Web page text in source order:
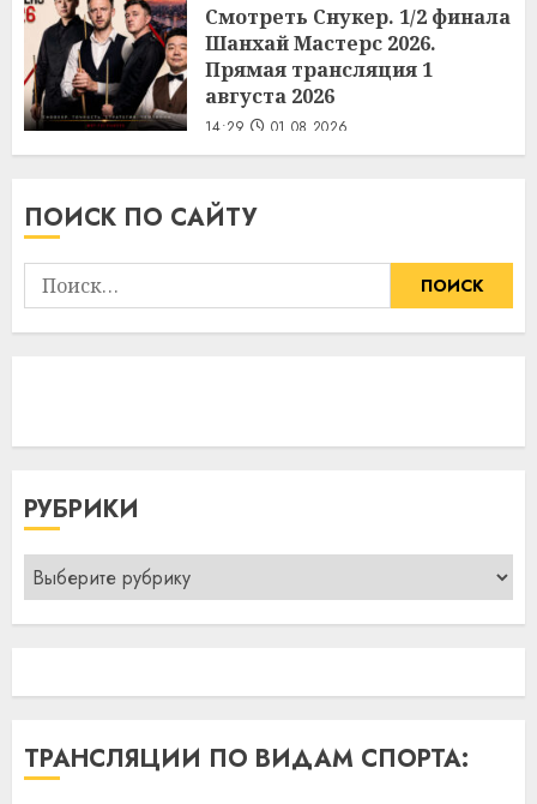
Смотреть Снукер. 1/2 финала
Шанхай Мастерс 2026.
Прямая трансляция 1
августа 2026
14:29 01.08.2026
ПОИСК ПО САЙТУ
Найти:
РУБРИКИ
Рубрики
ТРАНСЛЯЦИИ ПО ВИДАМ СПОРТА: